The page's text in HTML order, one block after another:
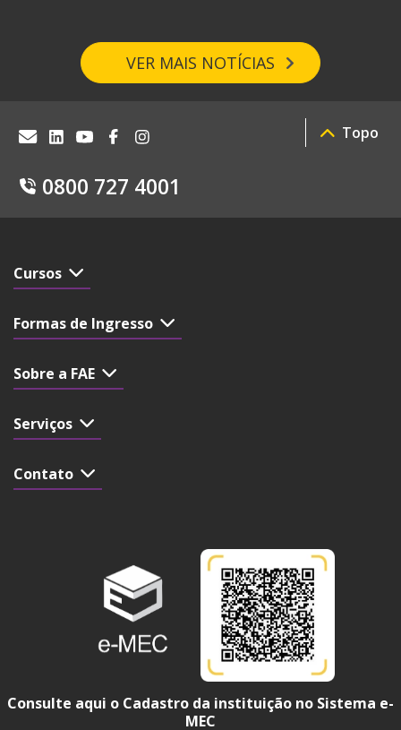
VER MAIS NOTÍCIAS
0800 727 4001
Topo
Cursos
Formas de Ingresso
Sobre a FAE
Serviços
Contato
Consulte aqui o Cadastro da instituição no Sistema e-
MEC